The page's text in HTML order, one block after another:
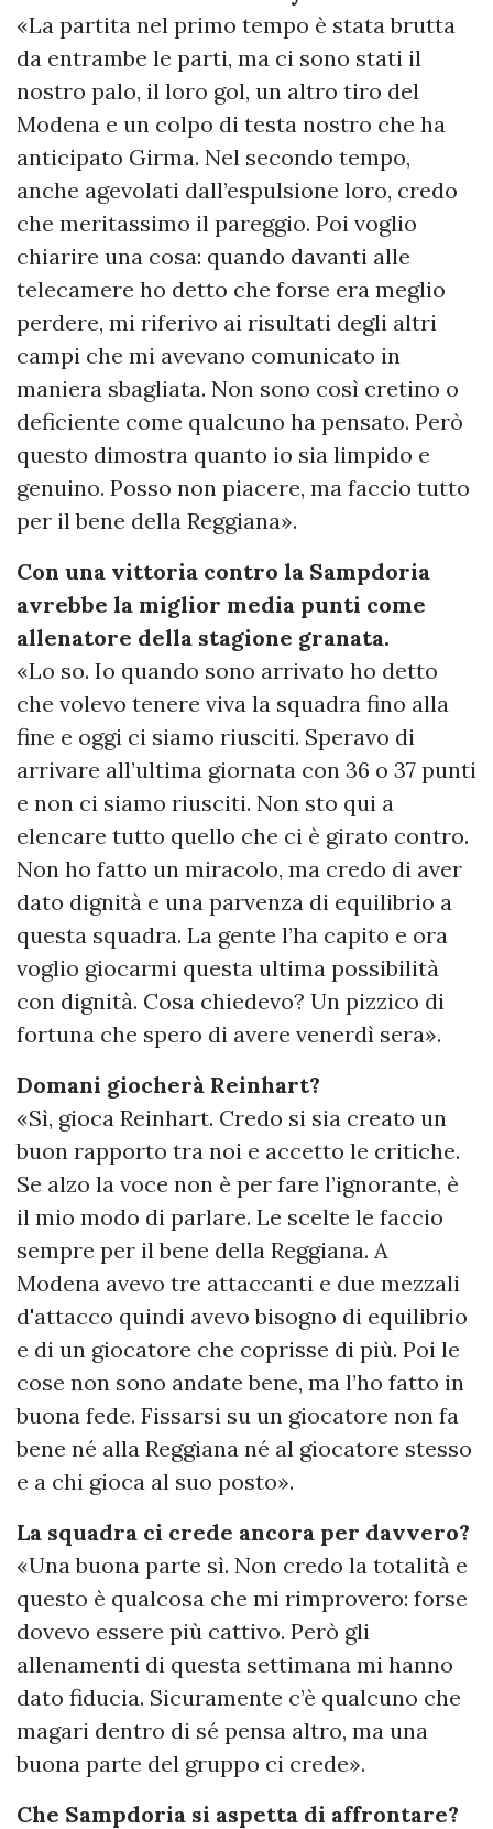
«La partita nel primo tempo è stata brutta
da entrambe le parti, ma ci sono stati il
nostro palo, il loro gol, un altro tiro del
Modena e un colpo di testa nostro che ha
anticipato Girma. Nel secondo tempo,
anche agevolati dall’espulsione loro, credo
che meritassimo il pareggio. Poi voglio
chiarire una cosa: quando davanti alle
telecamere ho detto che forse era meglio
perdere, mi riferivo ai risultati degli altri
campi che mi avevano comunicato in
maniera sbagliata. Non sono così cretino o
deficiente come qualcuno ha pensato. Però
questo dimostra quanto io sia limpido e
genuino. Posso non piacere, ma faccio tutto
per il bene della Reggiana».
Con una vittoria contro la Sampdoria
avrebbe la miglior media punti come
allenatore della stagione granata.
«Lo so. Io quando sono arrivato ho detto
che volevo tenere viva la squadra fino alla
fine e oggi ci siamo riusciti. Speravo di
arrivare all’ultima giornata con 36 o 37 punti
e non ci siamo riusciti. Non sto qui a
elencare tutto quello che ci è girato contro.
Non ho fatto un miracolo, ma credo di aver
dato dignità e una parvenza di equilibrio a
questa squadra. La gente l’ha capito e ora
voglio giocarmi questa ultima possibilità
con dignità. Cosa chiedevo? Un pizzico di
fortuna che spero di avere venerdì sera».
Domani giocherà Reinhart?
«Sì, gioca Reinhart. Credo si sia creato un
buon rapporto tra noi e accetto le critiche.
Se alzo la voce non è per fare l’ignorante, è
il mio modo di parlare. Le scelte le faccio
sempre per il bene della Reggiana. A
Modena avevo tre attaccanti e due mezzali
d'attacco quindi avevo bisogno di equilibrio
e di un giocatore che coprisse di più. Poi le
cose non sono andate bene, ma l’ho fatto in
buona fede. Fissarsi su un giocatore non fa
bene né alla Reggiana né al giocatore stesso
e a chi gioca al suo posto».
La squadra ci crede ancora per davvero?
«Una buona parte sì. Non credo la totalità e
questo è qualcosa che mi rimprovero: forse
dovevo essere più cattivo. Però gli
allenamenti di questa settimana mi hanno
dato fiducia. Sicuramente c’è qualcuno che
magari dentro di sé pensa altro, ma una
buona parte del gruppo ci crede».
Che Sampdoria si aspetta di affrontare?